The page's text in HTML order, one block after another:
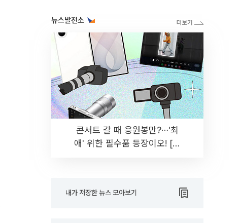
뉴스발전소
콘서트 갈 때 응원봉만?⋯'최
애' 위한 필수품 등장이오! [솔
내가 저장한 뉴스 모아보기